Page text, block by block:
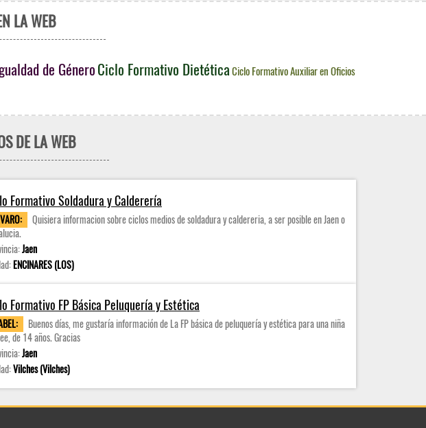
LA WEB
de GéneroCiclo Formativo DietéticaCiclo Formativo Auxiliar en Oficios
DE LA WEB
Formativo Soldadura y Calderería
Quisiera informacion sobre ciclos medios de soldadura y caldereria, a ser posible en Jaen o
Jaen
ENCINARES (LOS)
Formativo FP Básica Peluquería y Estética
Buenos días, me gustaría información de La FP básica de peluquería y estética para una niña
de 14 años. Gracias
Jaen
Vilches (Vilches)